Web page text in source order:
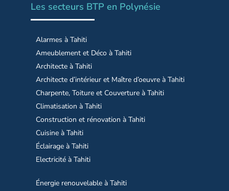
Les secteurs BTP en Polynésie
Alarmes à Tahiti
Ameublement et Déco à Tahiti
Architecte à Tahiti
Architecte d’intérieur et Maître d’oeuvre à Tahiti
Charpente, Toiture et Couverture à Tahiti
Climatisation à Tahiti
Construction et rénovation à Tahiti
Cuisine à Tahiti
Éclairage à Tahiti
Electricité à Tahiti
Énergie renouvelable à Tahiti